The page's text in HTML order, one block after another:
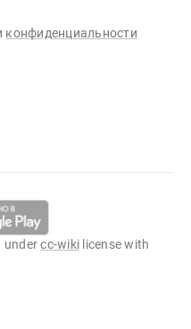
конфиденциальности
undercc-wiki license with